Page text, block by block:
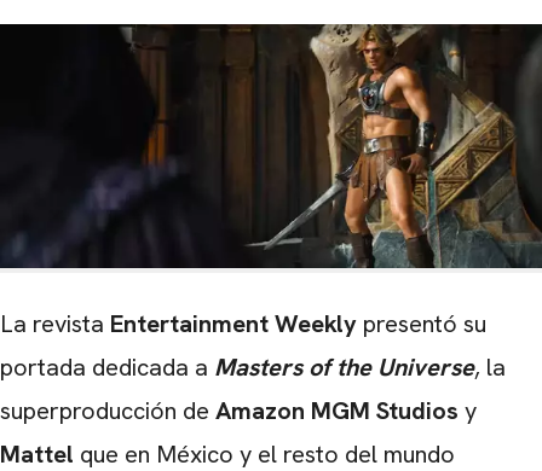
La revista Entertainment Weekly presentó su
portada dedicada a Masters of the Universe, la
superproducción de Amazon MGM Studios y
Mattel que en México y el resto del mundo